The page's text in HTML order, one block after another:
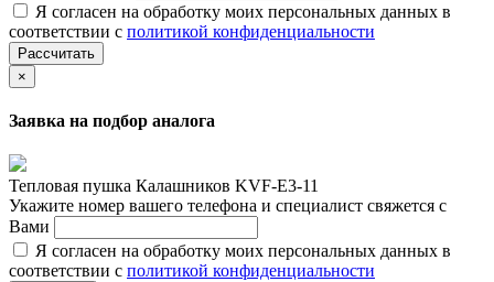
Я согласен на обработку моих персональных данных в
соответствии с политикой конфиденциальности
Рассчитать
×
Заявка на подбор аналога
Тепловая пушка Калашников KVF-E3-11
Укажите номер вашего телефона и специалист свяжется с
Вами
Я согласен на обработку моих персональных данных в
соответствии с политикой конфиденциальности